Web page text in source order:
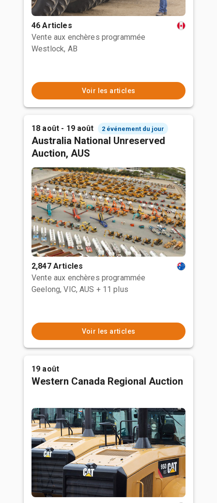
46 Articles
Vente aux enchères programmée
Westlock, AB
Voir les articles
18 août - 19 août 2 événement du jour
Australia National Unreserved
Auction, AUS
2,847 Articles
Vente aux enchères programmée
Geelong, VIC, AUS + 11 plus
Voir les articles
19 août
Western Canada Regional Auction